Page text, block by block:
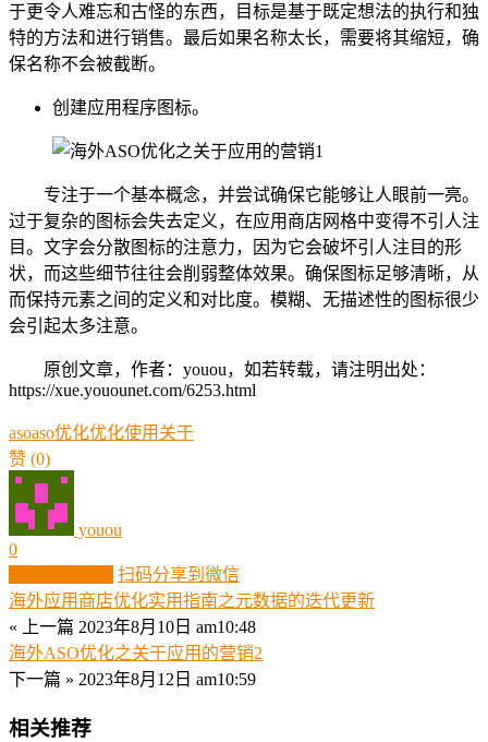
于更令人难忘和古怪的东西，目标是基于既定想法的执行和独
特的方法和进行销售。最后如果名称太长，需要将其缩短，确
保名称不会被截断。
创建应用程序图标。
专注于一个基本概念，并尝试确保它能够让人眼前一亮。
过于复杂的图标会失去定义，在应用商店网格中变得不引人注
目。文字会分散图标的注意力，因为它会破坏引人注目的形
状，而这些细节往往会削弱整体效果。确保图标足够清晰，从
而保持元素之间的定义和对比度。模糊、无描述性的图标很少
会引起太多注意。
原创文章，作者：youou，如若转载，请注明出处：
https://xue.youounet.com/6253.html
asoaso优化优化使用 关于
赞 (0)
youou
0
扫码分享到微信
海外应用商店优化实用指南之元数据的迭代更新
« 上一篇 2023年8月10日 am10:48
海外ASO优化之关于应用的营销2
下一篇 » 2023年8月12日 am10:59
相关推荐